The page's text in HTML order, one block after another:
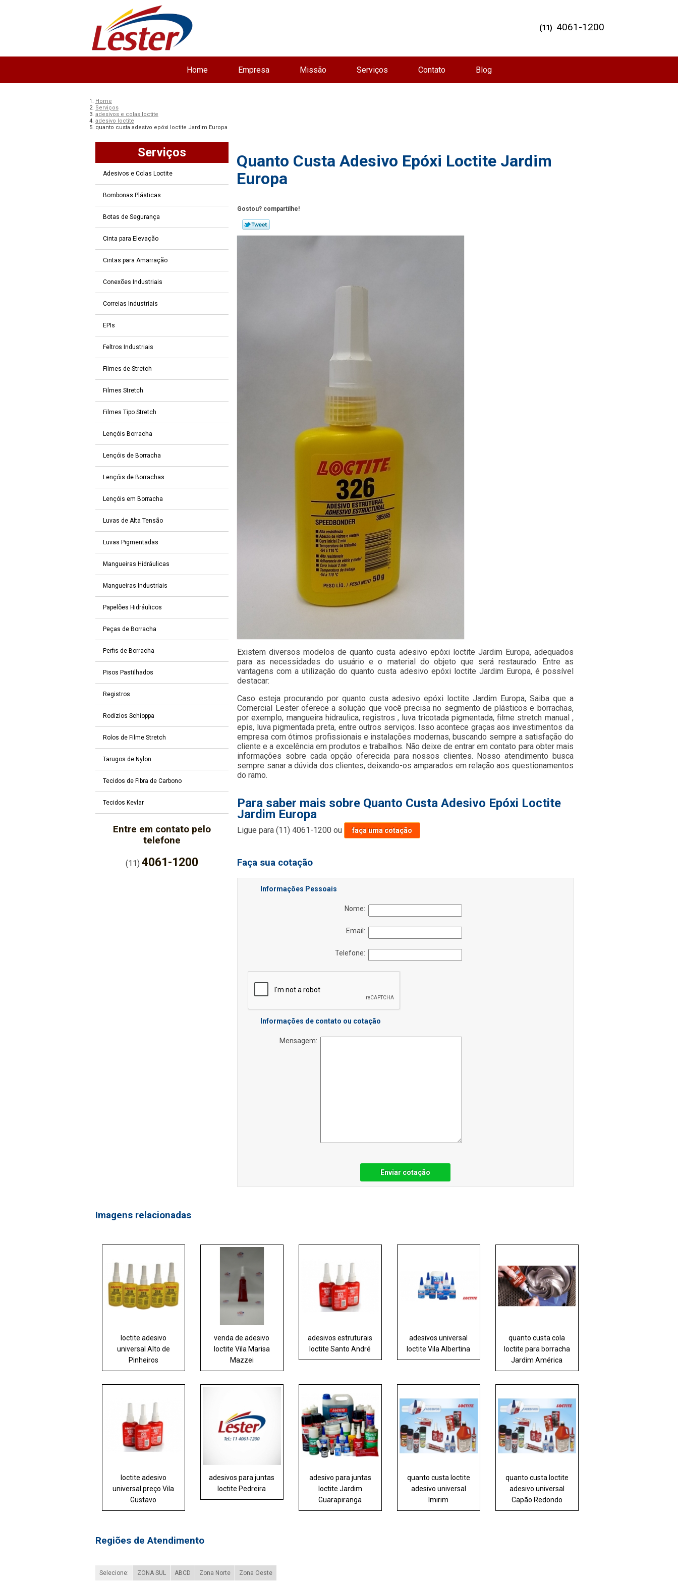
Home Empresa Missão Serviços Contato Blog
(11) 4061-1200
Home
Serviços
adesivos e colas loctite
adesivo loctite
quanto custa adesivo epóxi loctite Jardim Europa
Serviços
Adesivos e Colas Loctite
Bombonas Plásticas
Botas de Segurança
Cinta para Elevação
Cintas para Amarração
Conexões Industriais
Correias Industriais
EPIs
Feltros Industriais
Filmes de Stretch
Filmes Stretch
Filmes Tipo Stretch
Lençóis Borracha
Lençóis de Borracha
Lençóis de Borrachas
Lençóis em Borracha
Luvas de Alta Tensão
Luvas Pigmentadas
Mangueiras Hidráulicas
Mangueiras Industriais
Papelões Hidráulicos
Peças de Borracha
Perfis de Borracha
Pisos Pastilhados
Registros
Rodízios Schioppa
Rolos de Filme Stretch
Tarugos de Nylon
Tecidos de Fibra de Carbono
Tecidos Kevlar
Entre em contato pelo
telefone
(11)4061-1200
Quanto Custa Adesivo Epóxi Loctite Jardim
Europa
Gostou? compartilhe!
Existem diversos modelos de quanto custa adesivo epóxi loctite Jardim Europa, adequados
para as necessidades do usuário e o material do objeto que será restaurado. Entre as
vantagens com a utilização do quanto custa adesivo epóxi loctite Jardim Europa, é possível
destacar:
Caso esteja procurando por quanto custa adesivo epóxi loctite Jardim Europa, Saiba que a
Comercial Lester oferece a solução que você precisa no segmento de plásticos e borrachas,
por exemplo, mangueira hidraulica, registros , luva tricotada pigmentada, filme stretch manual ,
epis, luva pigmentada preta, entre outros serviços. Isso acontece graças aos investimentos da
empresa com ótimos profissionais e instalações modernas, buscando sempre a satisfação do
cliente e a excelência em produtos e trabalhos. Não deixe de entrar em contato para obter mais
informações sobre cada opção oferecida para nossos clientes. Nosso atendimento busca
sempre sanar a dúvida dos clientes, deixando-os amparados em relação aos questionamentos
do ramo.
Para saber mais sobre Quanto Custa Adesivo Epóxi Loctite
Jardim Europa
Ligue para(11) 4061-1200 ou faça uma cotação
Faça sua cotação
Informações Pessoais
Nome:
Email:
Telefone:
Informações de contato ou cotação
Mensagem:
Enviar cotação
Imagens relacionadas
loctite adesivo
universal Alto de
Pinheiros
venda de adesivo
loctite Vila Marisa
Mazzei
adesivos estruturais
loctite Santo André
adesivos universal
loctite Vila Albertina
quanto custa cola
loctite para borracha
Jardim América
loctite adesivo
universal preço Vila
Gustavo
adesivos para juntas
loctite Pedreira
adesivo para juntas
loctite Jardim
Guarapiranga
quanto custa loctite
adesivo universal
Imirim
quanto custa loctite
adesivo universal
Capão Redondo
Regiões de Atendimento
Selecione: ZONA SUL ABCD Zona Norte Zona Oeste